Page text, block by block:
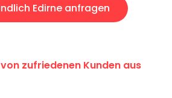
Edirne anfragen
zufriedenen Kunden aus